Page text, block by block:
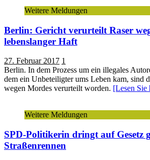
Weitere Meldungen
Berlin: Gericht verurteilt Raser
lebenslanger Haft
27. Februar 2017 1
Berlin. In dem Prozess um ein illegales
dem ein Unbeteiligter ums Leben kam, sind
wegen Mordes verurteilt worden. [Lesen
Weitere Meldungen
SPD-Politikerin dringt auf Gesetz
Straßenrennen